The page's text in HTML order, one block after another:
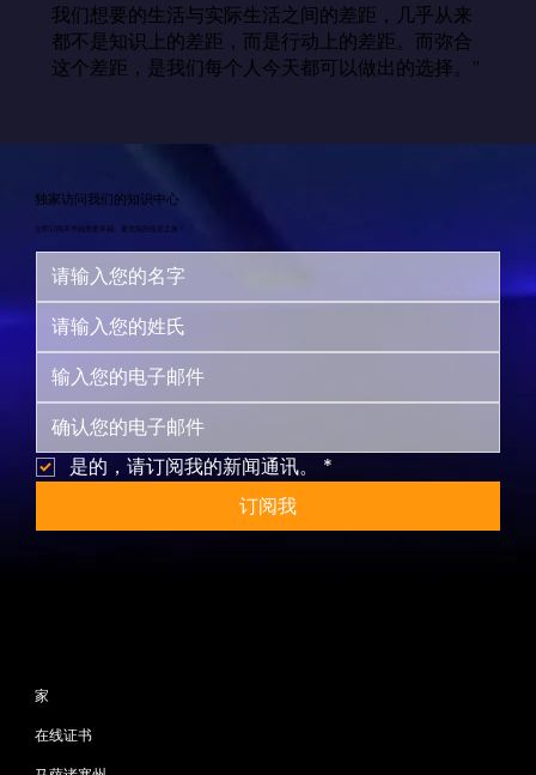
我们想要的生活与实际生活之间的差距，几乎从来
都不是知识上的差距，而是行动上的差距。而弥合
这个差距，是我们每个人今天都可以做出的选择。”
独家访问我们的知识中心
立即订阅并开始您更幸福、更充实的生活之旅！
是的，请订阅我的新闻通讯。
*
订阅我
家
在线证书